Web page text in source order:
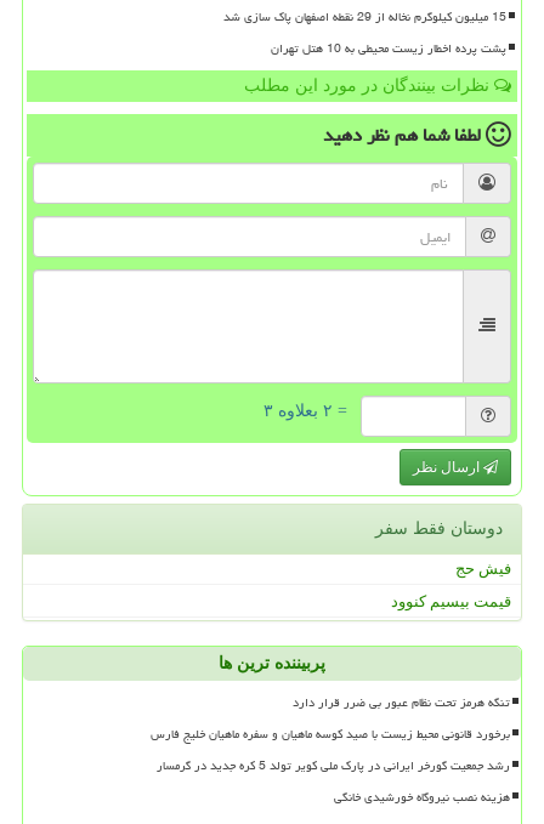
15 میلیون کیلوگرم نخاله از 29 نقطه اصفهان پاک سازی شد
پشت پرده اخطار زیست محیطی به 10 هتل تهران
نظرات بینندگان در مورد این مطلب
لطفا شما همنظر دهید
= ۲ بعلاوه ۳
ارسال نظر
دوستان فقط سفر
فیش حج
قیمت بیسیم کنوود
پربیننده ترین ها
تنگه هرمز تحت نظام عبور بی ضرر قرار دارد
برخورد قانونی محیط زیست با صید کوسه ماهیان و سفره ماهیان خلیج فارس
رشد جمعیت گورخر ایرانی در پارک ملی کویر تولد 5 کره جدید در گرمسار
هزینه نصب نیروگاه خورشیدی خانگی